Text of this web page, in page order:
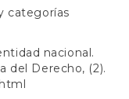
categorías
nacional.
del Derecho, (2).